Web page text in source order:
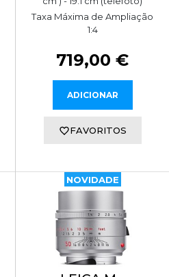
Taxa Máxima de Ampliação
1:4
719,00 €
ADICIONAR
FAVORITOS
NOVIDADE